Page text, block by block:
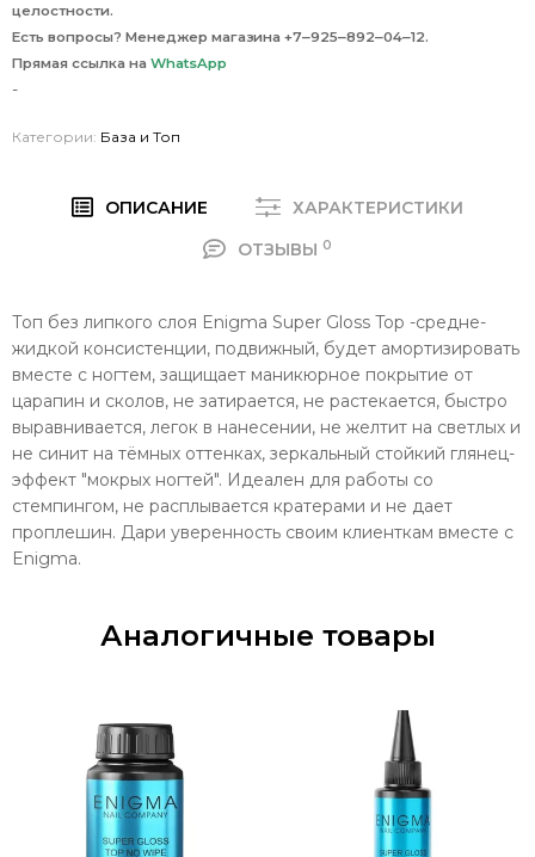
целостности.
Есть вопросы? Менеджер магазина +7‒925‒892‒04‒12.
Прямая ссылка на WhatsApp
-
Категории: База и Топ
ОПИСАНИЕ
ХАРАКТЕРИСТИКИ
ОТЗЫВЫ 0
Топ без липкого слоя Enigma Super Gloss Top -средне-
жидкой консистенции, подвижный, будет амортизировать
вместе с ногтем, защищает маникюрное покрытие от
царапин и сколов, не затирается, не растекается, быстро
выравнивается, легок в нанесении, не желтит на светлых и
не синит на тёмных оттенках, зеркальный стойкий глянец-
эффект "мокрых ногтей". Идеален для работы со
стемпингом, не расплывается кратерами и не дает
проплешин. Дари уверенность своим клиенткам вместе с
Enigma.
Аналогичные товары